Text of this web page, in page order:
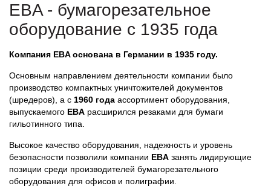
EBA - бумагорезательное
оборудование с 1935 года
Компания EBA основана в Германии в 1935 году.
Основным направлением деятельности компании было
производство компактных уничтожителей документов
(шредеров), а с 1960 года ассортимент оборудования,
выпускаемого EBA расширился резаками для бумаги
гильотинного типа.
Высокое качество оборудования, надежность и уровень
безопасности позволили компании EBA занять лидирующие
позиции среди производителей бумагорезательного
оборудования для офисов и полиграфии.